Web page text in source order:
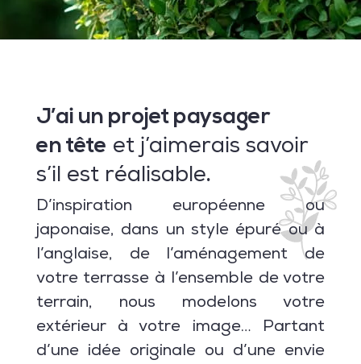
J’ai un projet paysager
en tête et j’aimerais savoir
s’il est réalisable.
D’inspiration européenne ou
japonaise, dans un style épuré ou à
l’anglaise, de l’aménagement de
votre terrasse à l’ensemble de votre
terrain, nous modelons votre
extérieur à votre image… Partant
d’une idée originale ou d’une envie